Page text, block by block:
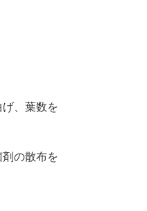
、葉数を
の散布を